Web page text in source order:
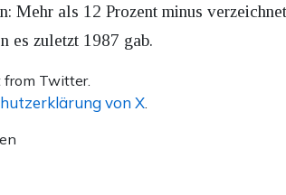
Mehr als 12 Prozent minus
es zuletzt 1987 gab.
Twitter.
von X